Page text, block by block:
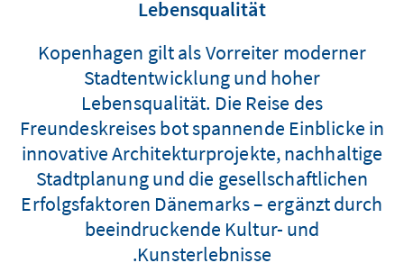
Lebensqualität
Kopenhagen gilt als Vorreiter moderner
Stadtentwicklung und hoher
Lebensqualität. Die Reise des
Freundeskreises bot spannende Einblicke in
innovative Architekturprojekte, nachhaltige
Stadtplanung und die gesellschaftlichen
Erfolgsfaktoren Dänemarks – ergänzt durch
beeindruckende Kultur- und
Kunsterlebnisse.